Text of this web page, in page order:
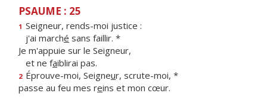
PSAUME : 25
1 Seigneur, rends-moi justice :
j'ai marché sans faillir. *
Je m'appuie sur le Seigneur,
et ne faiblirai pas.
2 Éprouve-moi, Seigneur, scrute-moi, *
passe au feu mes reins et mon cœur.